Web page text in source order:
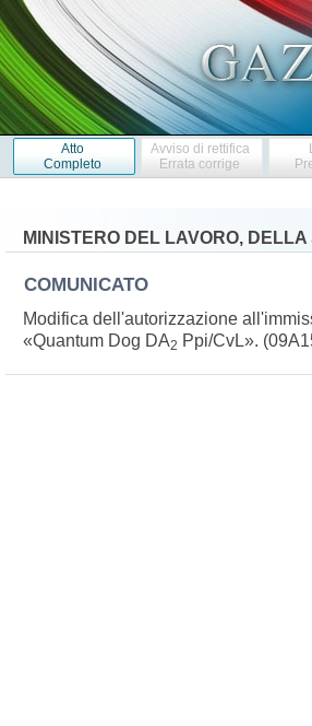
Atto
Completo
Avviso di rettifica
Errata corrige
MINISTERO DEL LAVORO,
COMUNICATO
Modifica dell'autorizzazione
«Quantum Dog DA2 Ppi/CvL».